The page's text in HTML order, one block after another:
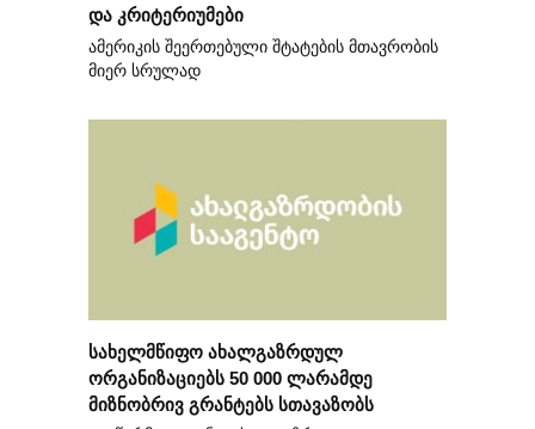
და კრიტერიუმები
ამერიკის შეერთებული შტატების მთავრობის
მიერ სრულად
სახელმწიფო ახალგაზრდულ
ორგანიზაციებს 50 000 ლარამდე
მიზნობრივ გრანტებს სთავაზობს